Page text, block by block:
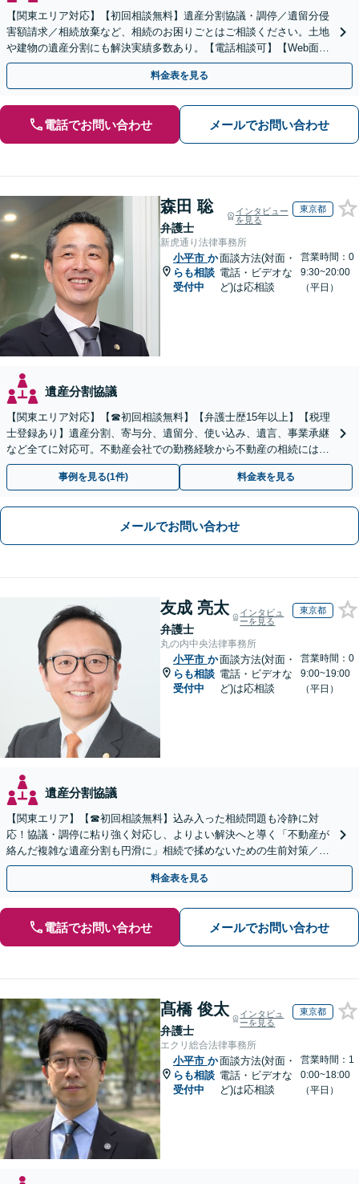
【関東エリア対応】【初回相談無料】遺産分割協議・調停／遺留分侵
害額請求／相続放棄など、相続のお困りごとはご相談ください。土地
や建物の遺産分割にも解決実績多数あり。【電話相談可】【Web面談
可】遺言書作成や財産の整理など生前対策もサポート
料金表を見る
電話でお問い合わせ メールでお問い合わせ
森田 聡
弁護士
インタビュー
を見る
東京都
新虎通り法律事務所
小平市 か
らも相談
受付中
面談方法(対面・
電話・ビデオな
ど)は応相談
営業時間：0
9:30~20:00
（平日）
遺産分割協議
【関東エリア対応】【☎︎初回相談無料】【弁護士歴15年以上】【税理
士登録あり】遺産分割、寄与分、遺留分、使い込み、遺言、事業承継
など全てに対応可。不動産会社での勤務経験から不動産の相続には特
に的確に対応【出張サービス】【夜間・休日面談】
事例を見る(1件) 料金表を見る
メールでお問い合わせ
友成 亮太
弁護士
インタビュ
ーを見る
東京都
丸の内中央法律事務所
小平市 か
らも相談
受付中
面談方法(対面・
電話・ビデオな
ど)は応相談
営業時間：0
9:00~19:00
（平日）
遺産分割協議
【関東エリア】【☎︎初回相談無料】込み入った相続問題も冷静に対
応！協議・調停に粘り強く対応し、よりよい解決へと導く「不動産が
絡んだ複雑な遺産分割も円滑に」相続で揉めないための生前対策／遺
言書の作成から執行【夜間相談可】【有楽町駅1分】
料金表を見る
電話でお問い合わせ メールでお問い合わせ
髙橋 俊太
弁護士
インタビュ
ーを見る
東京都
エクリ総合法律事務所
小平市 か
らも相談
受付中
面談方法(対面・
電話・ビデオな
ど)は応相談
営業時間：1
0:00~18:00
（平日）